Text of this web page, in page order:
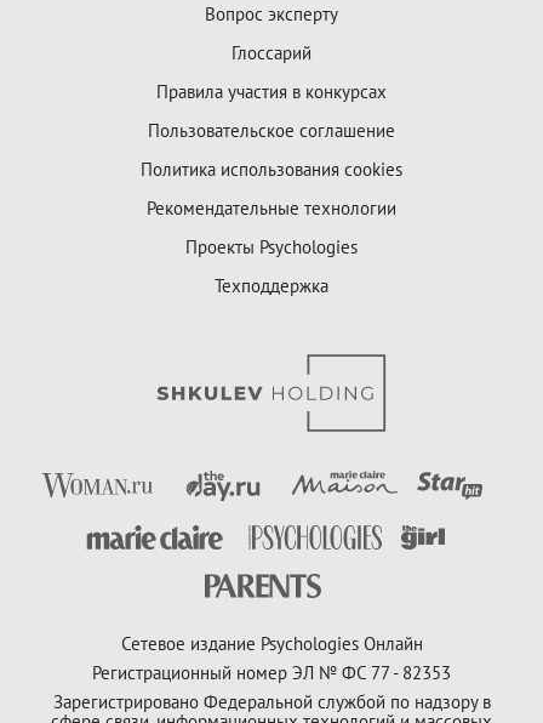
Вопрос эксперту
Глоссарий
Правила участия в конкурсах
Пользовательское соглашение
Политика использования cookies
Рекомендательные технологии
Проекты Psychologies
Техподдержка
Сетевое издание Psychologies Онлайн
Регистрационный номер ЭЛ № ФС 77 - 82353
Зарегистрировано Федеральной службой по надзору в